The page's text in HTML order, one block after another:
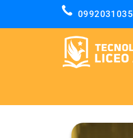
0992031035